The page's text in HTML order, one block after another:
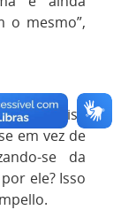
o mesmo”,
precisa
em vez de
se da
ele? Isso